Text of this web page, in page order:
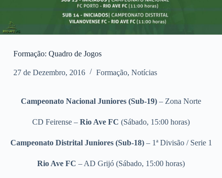
Formação: Quadro de Jogos
27 de Dezembro, 2016 Formação, Notícias
Campeonato Nacional Juniores (Sub-19) – Zona Norte
CD Feirense – Rio Ave FC (Sábado, 15:00 horas)
Campeonato Distrital Juniores (Sub-18)– 1ª Divisão / Serie 1
Rio Ave FC – AD Grijó (Sábado, 15:00 horas)